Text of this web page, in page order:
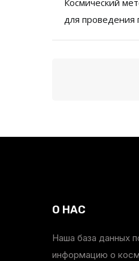
Космический
для проведения
О НАС
Наша база данных
информацию о